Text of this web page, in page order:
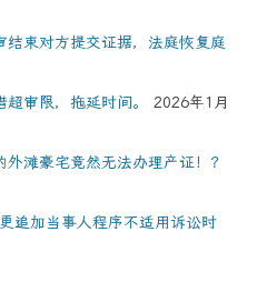
束对方提交证据，法庭恢复庭
审限，拖延时间。
2026年1月
滩豪宅竟然无法办理产证！？
追加当事人程序不适用诉讼时